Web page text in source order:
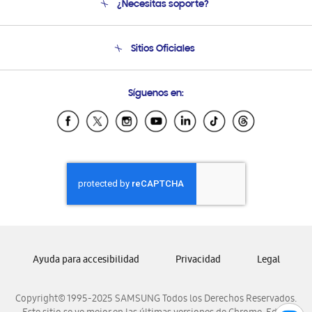
Soporte
Condiciones de Compra
¿Necesitas soporte?
Soporte vía eMail
Sitios Oficiales
Samsung Ecuador
Samsung El Salvador
Samsung Honduras
Samsung Nicaragua
Samsung Panamá
Samsung Venezuela
Síguenos en:
Copyright© 1995-2025 SAMSUNG Todos los Derechos Reservados.
Ayuda para accesibilidad Privacidad Legal